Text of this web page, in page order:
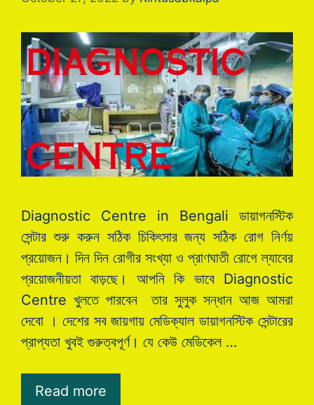
Diagnostic Centre in Bengali ডায়াগনস্টিক
সেন্টার শুরু করুন সঠিক চিকিৎসার জন্য সঠিক রোগ নির্ণয়
প্রয়োজন। দিন দিন রোগীর সংখ্যা ও প্রাণঘাতী রোগে ল্যাবের
প্রয়োজনীয়তা বাড়ছে। আপনি কি ভাবে Diagnostic
Centre খুলতে পারবেন তার সুলুক সন্ধান আজ আমরা
দেবো । দেশের সব জায়গায় মেডিক্যাল ডায়াগনস্টিক সেন্টারের
প্রাপ্যতা খুবই গুরুত্বপূর্ণ। যে কেউ মেডিকেল …
Read more